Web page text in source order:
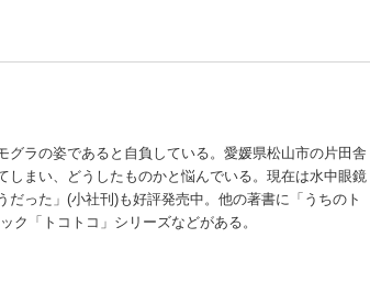
ラの姿であると自負している。愛媛県松山市の片田舎
まい、どうしたものかと悩んでいる。現在は水中眼鏡
った」(小社刊)も好評発売中。他の著書に「うちのト
ク「トコトコ」シリーズなどがある。